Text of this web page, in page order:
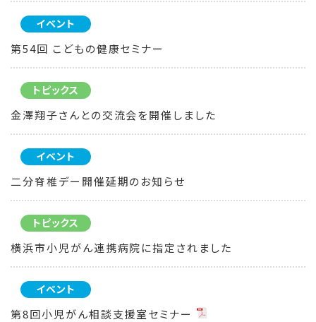
イベント
第54回 こどもの健康セミナー
トピックス
金澤翔子さんとの交流会を開催しました
イベント
二分脊椎デー開催延期のお知らせ
トピックス
横浜市小児がん連携病院に指定されました
イベント
第8回小児がん相談支援室セミナー